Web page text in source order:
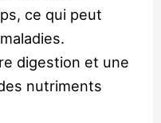
ce qui peut
digestion et une
nutriments